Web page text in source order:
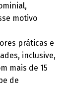
motivo
práticas e
inclusive,
mais de 15
de